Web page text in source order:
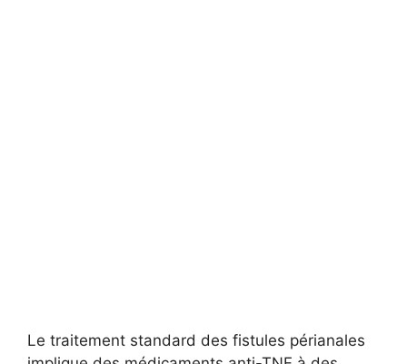
Le traitement standard des fistules périanales